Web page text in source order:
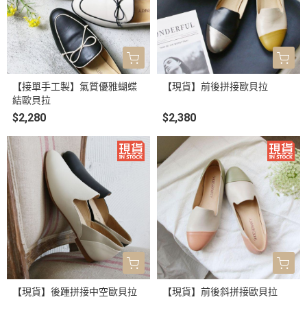
【接單手工製】氣質優雅蝴蝶
結歐貝拉
$2,280
【現貨】前後拼接歐貝拉
$2,380
【現貨】後踵拼接中空歐貝拉 【現貨】前後斜拼接歐貝拉